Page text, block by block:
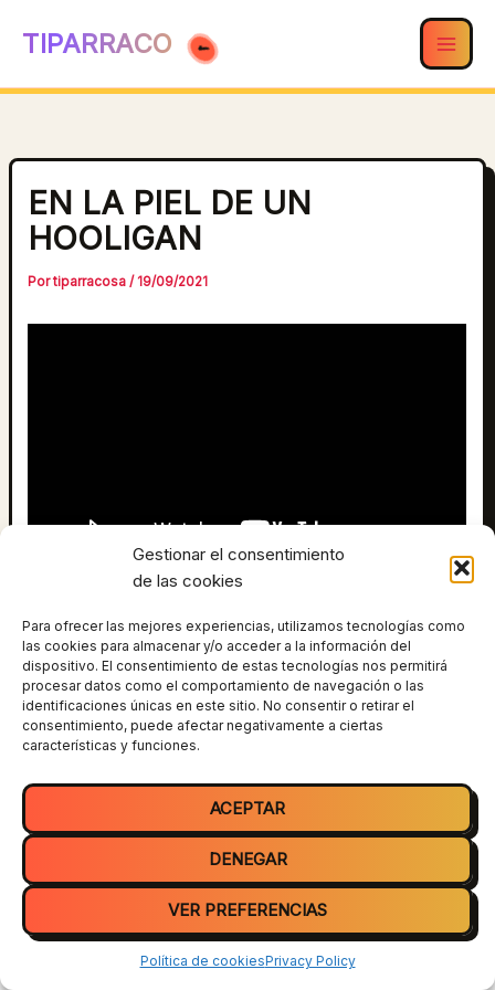
Gestionar el consentimiento
de las cookies
Para ofrecer las mejores experiencias, utilizamos tecnologías como
las cookies para almacenar y/o acceder a la información del
dispositivo. El consentimiento de estas tecnologías nos permitirá
procesar datos como el comportamiento de navegación o las
identificaciones únicas en este sitio. No consentir o retirar el
consentimiento, puede afectar negativamente a ciertas
características y funciones.
ACEPTAR
DENEGAR
VER PREFERENCIAS
Política de cookiesPrivacy Policy
TIPARRACO
EN LA PIEL DE UN
HOOLIGAN
Portiparracosa/19/09/2021
La experiencia de alguien que desde los 14 años a los 24
ANTERIOR SIGUIENTE
Todos los derechos © 2026 Tiparraco | Funciona gracias a
Astra para WordPress